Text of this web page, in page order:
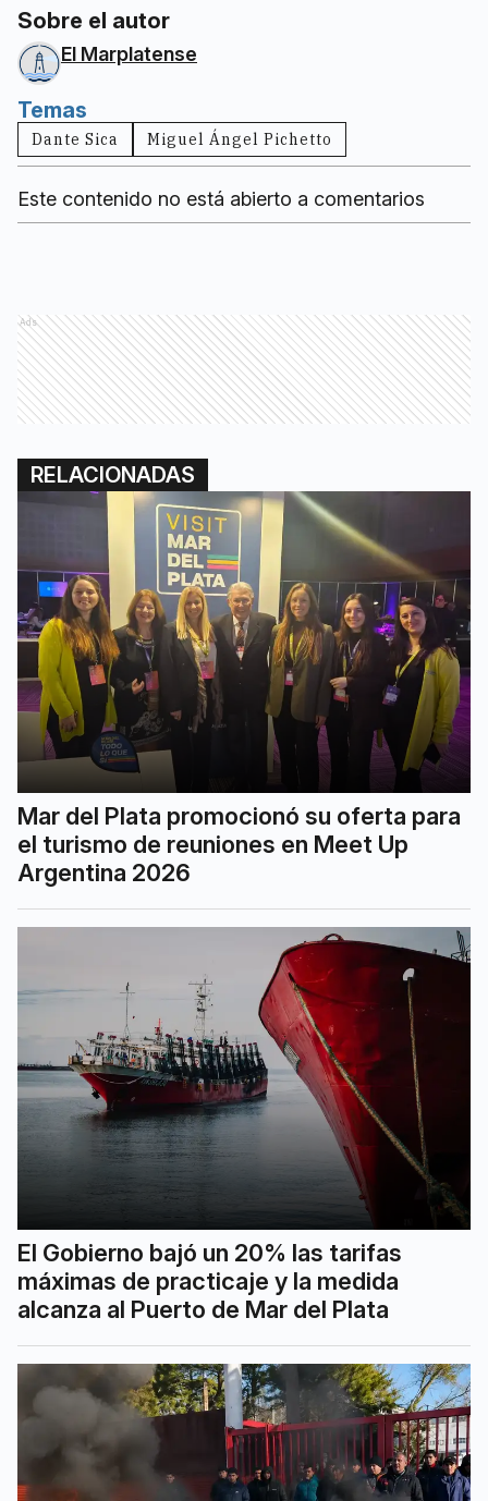
Sobre el autor
El Marplatense
Temas
Dante Sica Miguel Ángel Pichetto
Este contenido no está abierto a comentarios
Ads
RELACIONADAS
Mar del Plata promocionó su oferta para
el turismo de reuniones en Meet Up
Argentina 2026
El Gobierno bajó un 20% las tarifas
máximas de practicaje y la medida
alcanza al Puerto de Mar del Plata